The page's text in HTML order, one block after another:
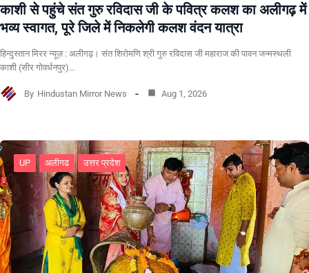
काशी से पहुंचे संत गुरु रविदास जी के पवित्र कलश का अलीगढ़ में
भव्य स्वागत, पूरे जिले में निकलेगी कलश वंदन यात्रा
हिन्दुस्तान मिरर न्यूज़ : अलीगढ़। संत शिरोमणि श्री गुरु रविदास जी महाराज की पावन जन्मस्थली
काशी (सीर गोवर्धनपुर)…
By Hindustan Mirror News Aug 1, 2026
UP अलीगढ उत्तर प्रदेश